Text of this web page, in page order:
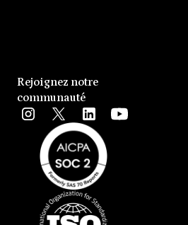
Rejoignez notre
communauté